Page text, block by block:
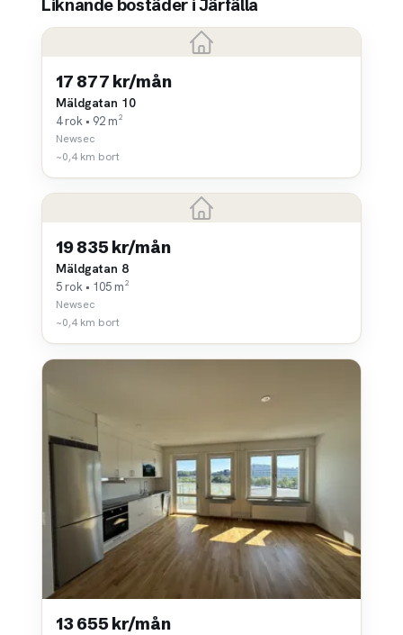
Liknande bostäder i Järfälla
17 877 kr/mån
Mäldgatan 10
4 rok • 92 m²
Newsec
~0,4 km bort
19 835 kr/mån
Mäldgatan 8
5 rok • 105 m²
Newsec
~0,4 km bort
13 655 kr/mån